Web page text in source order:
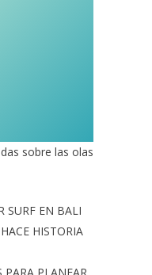
sobre las olas
SURF EN BALI
HISTORIA